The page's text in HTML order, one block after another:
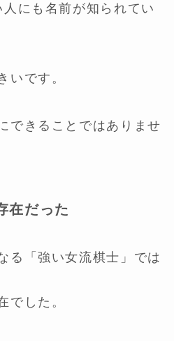
にも名前が知られてい
いです。
できることではありませ
在だった
る「強い女流棋士」では
でした。